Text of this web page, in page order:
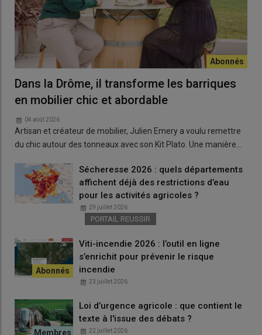
Dans la Drôme, il transforme les barriques
en mobilier chic et abordable
04 août 2026
Artisan et créateur de mobilier, Julien Emery a voulu remettre
du chic autour des tonneaux avec son Kit Plato. Une manière…
Sécheresse 2026 : quels départements
affichent déjà des restrictions d’eau
pour les activités agricoles ?
29 juillet 2026
PORTAIL REUSSIR
Viti-incendie 2026 : l’outil en ligne
s’enrichit pour prévenir le risque
incendie
23 juillet 2026
Loi d’urgence agricole : que contient le
texte à l'issue des débats ?
22 juillet 2026